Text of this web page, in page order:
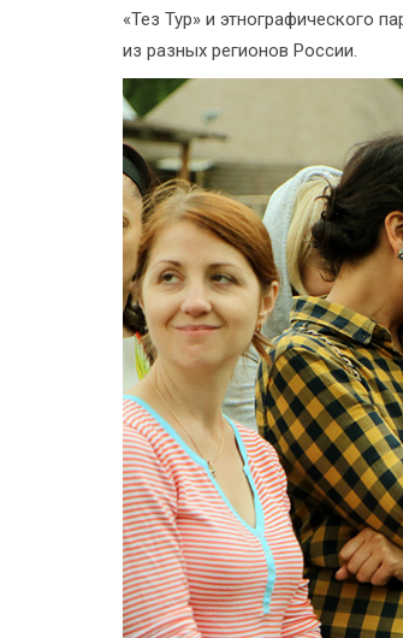
«Тез Тур» и этнографического
из разных регионов России.